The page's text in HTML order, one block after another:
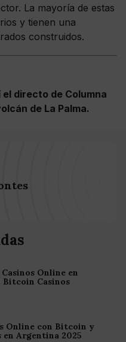
La mayoría de estas
y tienen una
construidos.
el directo de Columna
de La Palma.
Online en
Bitcoin Casinos
Online con Bitcoin y
Argentina 2025